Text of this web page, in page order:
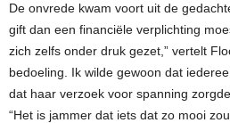
De onvrede kwam voort uit de
gift dan een financiële verplichting
zich zelfs onder druk gezet,” vertelt
bedoeling. Ik wilde gewoon dat
dat haar verzoek voor spanning
“Het is jammer dat iets dat zo mooi